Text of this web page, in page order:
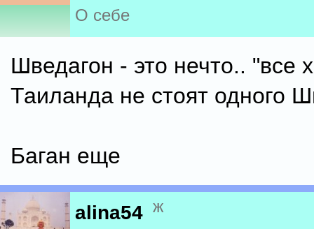
О себе
Шведагон - это нечто.. "все
Таиланда не стоят одного
Баган еще
alina54 ж